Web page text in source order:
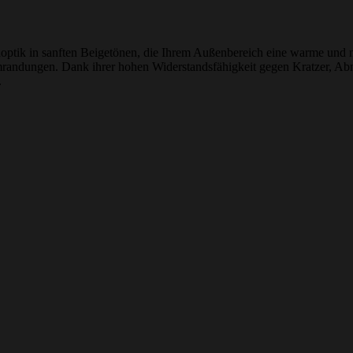
in sanften Beigetönen, die Ihrem Außenbereich eine warme
Dank ihrer hohen Widerstandsfähigkeit gegen Kratzer,